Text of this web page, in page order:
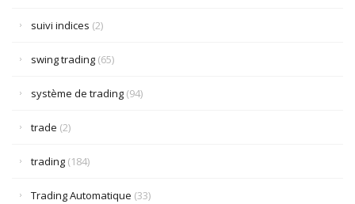
suivi indices (2)
swing trading (65)
système de trading (94)
trade (2)
trading (184)
Trading Automatique (33)